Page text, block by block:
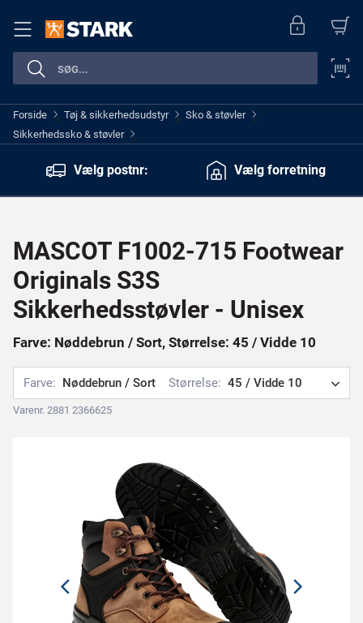
Forside > Tøj & sikkerhedsudstyr > Sko & støvler >
Sikkerhedssko & støvler >
Vælg postnr:
Vælg forretning
MASCOT F1002-715 Footwear
Originals S3S
Sikkerhedsstøvler - Unisex
Farve: Nøddebrun / Sort, Størrelse: 45 / Vidde 10
Farve: Nøddebrun / Sort Størrelse: 45 / Vidde 10
Varenr. 2881 2366625